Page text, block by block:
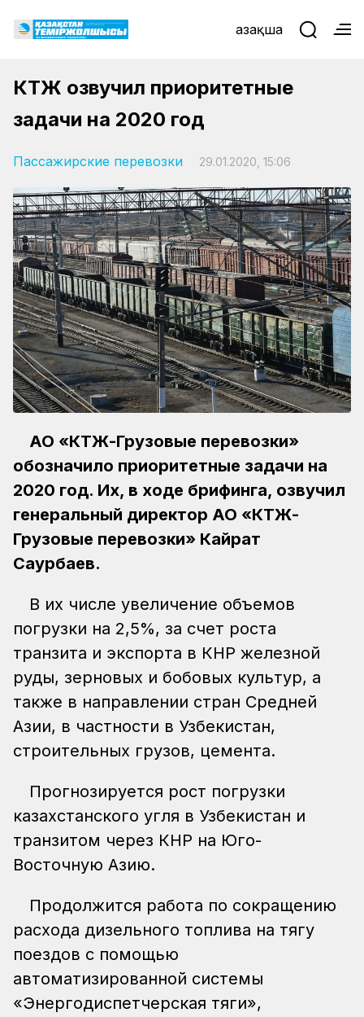
Қазақша
КТЖ озвучил приоритетные
задачи на 2020 год
Пассажирские перевозки 29.01.2020, 15:06
АО «КТЖ-Грузовые перевозки»
обозначило приоритетные задачи на
2020 год. Их, в ходе брифинга, озвучил
генеральный директор АО «КТЖ-
Грузовые перевозки» Кайрат
Саурбаев.
В их числе увеличение объемов
погрузки на 2,5%, за счет роста
транзита и экспорта в КНР железной
руды, зерновых и бобовых культур, а
также в направлении стран Средней
Азии, в частности в Узбекистан,
строительных грузов, цемента.
Прогнозируется рост погрузки
казахстанского угля в Узбекистан и
транзитом через КНР на Юго-
Восточную Азию.
Продолжится работа по сокращению
расхода дизельного топлива на тягу
поездов с помощью
автоматизированной системы
«Энергодиспетчерская тяги»,